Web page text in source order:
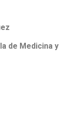
de Medicina y